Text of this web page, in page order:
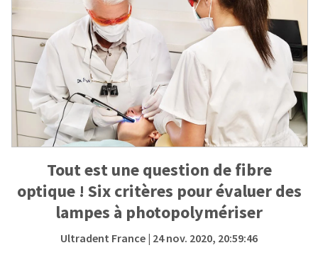
Tout est une question de fibre
optique ! Six critères pour évaluer des
lampes à photopolymériser
Ultradent France| 24 nov. 2020, 20:59:46